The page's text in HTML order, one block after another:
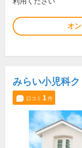
オ
みらい小児科ク
口コミ 1件